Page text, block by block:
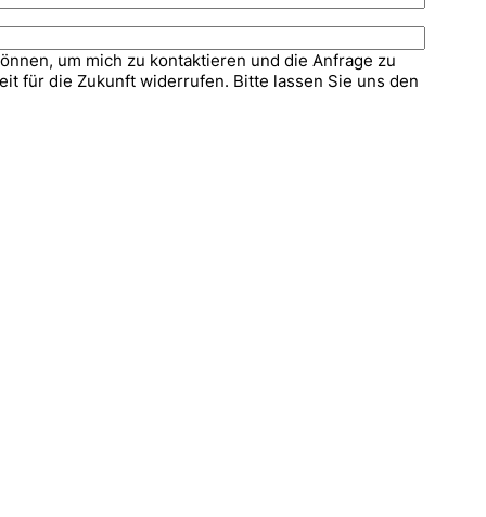
um mich zu kontaktieren und die Anfrage zu
für die Zukunft widerrufen. Bitte lassen Sie uns den